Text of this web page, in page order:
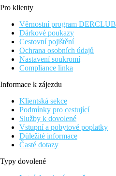
Pro klienty
Věrnostní program DERCLUB
Dárkové poukazy
Cestovní pojištění
Ochrana osobních údajů
Nastavení soukromí
Compliance linka
Informace k zájezdu
Klientská sekce
Podmínky pro cestující
Služby k dovolené
Vstupní a pobytové poplatky
Důležité informace
Časté dotazy
Typy dovolené